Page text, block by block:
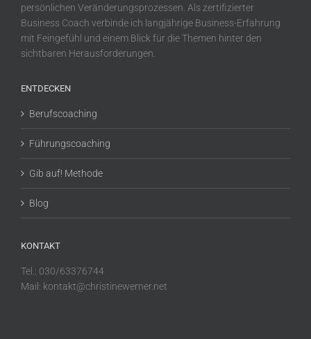
persönlichen Veränderungsprozessen. Als zertifizierter
Business Coach verbinde ich langjährige Business-Erfahrung
mit Feingefühl und einem Blick für die Themen hinter den
sichtbaren Herausforderungen.
ENTDECKEN
Berufscoaching
Führungscoaching
Gib auf! Methode
Blog
KONTAKT
Tel.: 030/63376744
Mail: kontakt@christinewerner.net